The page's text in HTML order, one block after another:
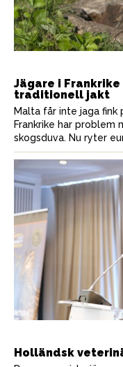
Jägare i
traditionell jakt
Malta får inte jaga
Frankrike har problem
skogsduva. Nu ryter
Holländsk